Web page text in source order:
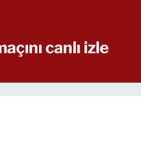
canlı izle